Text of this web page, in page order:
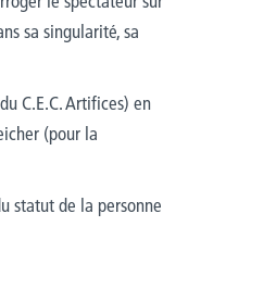
sa singularité, sa
C.E.C. Artifices) en
(pour la
statut de la personne